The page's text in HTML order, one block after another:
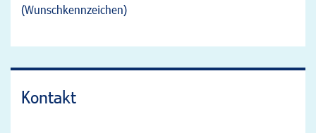
(Wunschkennzeichen)
Kontakt